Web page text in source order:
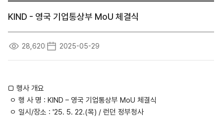
KIND - 영국 기업통상부 MoU 체결식
28,620 2025-05-29
□ 행사 개요
ㅇ 행 사 명 : KIND – 영국 기업통상부 MoU 체결식
ㅇ 일시 /장소 : '25. 5. 22.(목) / 런던 정부청사